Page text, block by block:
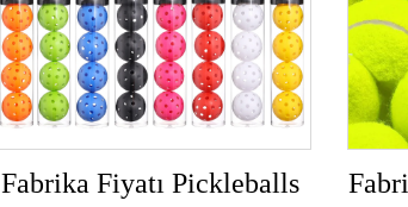
Fabrika Fiyatı Pickleballs